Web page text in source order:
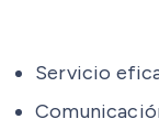
Servicio